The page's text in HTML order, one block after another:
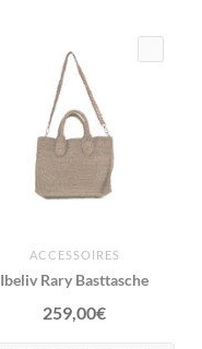
ACCESSOIRES
Ibeliv Rary Basttasche
259,00€